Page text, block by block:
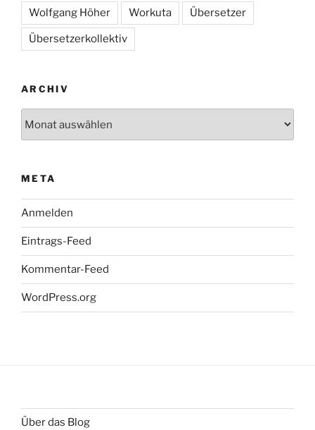
Wolfgang Höher Workuta Übersetzer
Übersetzerkollektiv
ARCHIV
META
Anmelden
Eintrags-Feed
Kommentar-Feed
WordPress.org
Über das Blog